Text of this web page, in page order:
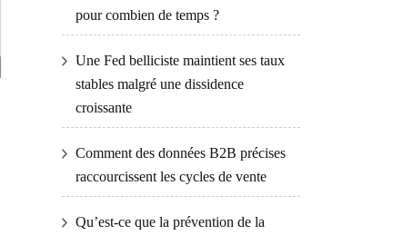
pour combien de temps ?
Une Fed belliciste maintient ses taux
stables malgré une dissidence
croissante
Comment des données B2B précises
raccourcissent les cycles de vente
Qu’est-ce que la prévention de la